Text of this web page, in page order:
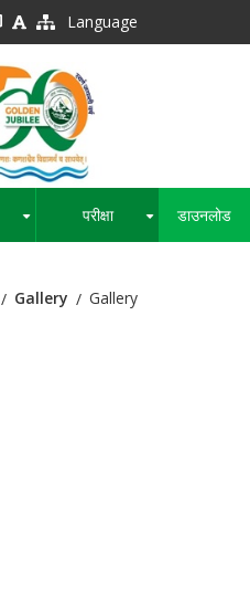
Language
परीक्षा डाउनलोड
Gallery Gallery